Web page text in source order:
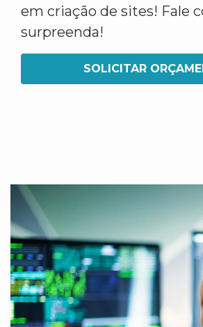
em criação de sites! Fale
surpreenda!
SOLICITAR